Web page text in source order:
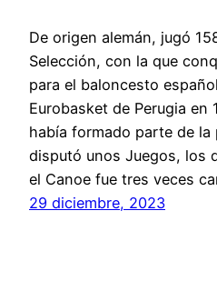
De origen alemán, jugó
Selección, con la que
para el baloncesto
Eurobasket de Perugia en
había formado parte de la
disputó unos Juegos, los
el Canoe fue tres veces
29 diciembre, 2023